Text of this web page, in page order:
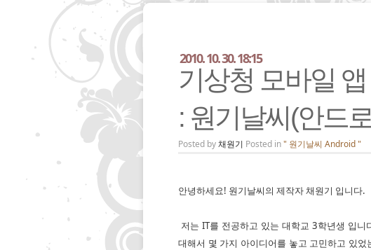
기상청 모바일
: 원기날씨(안드
2010. 10. 30. 18:15
Posted by채원기 Posted in" 원기날씨 Android "
안녕하세요! 원기날씨의 제작자 채원기 입니다.
저는 IT를 전공하고 있는 대학교 3학년생 입
대해서 몇 가지 아이디어를 놓고 고민하고 있